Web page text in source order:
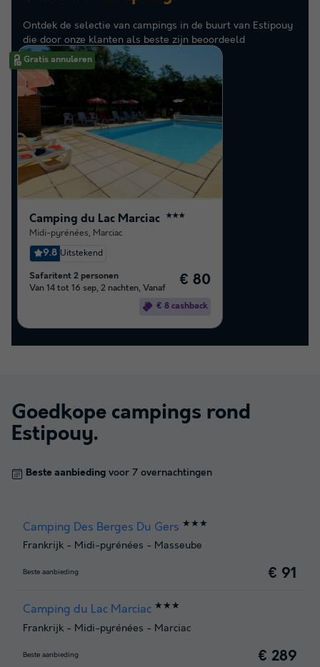
Ontdek de selectie van campings in de buurt van Estipouy
die door onze klanten als beste zijn beoordeeld
Gratis annuleren
Camping du Lac Marciac ★★★
Midi-pyrénées, Marciac
9.8 Uitstekend
Safaritent 2 personen
Van 14 tot 16 sep, 2 nachten, Vanaf
€ 80
€ 8 cashback
Goedkope campings rond
Estipouy.
Beste aanbieding voor 7 overnachtingen
Camping Des Berges Du Gers ★★★
Frankrijk - Midi-pyrénées - Masseube
Beste aanbieding € 91
Camping du Lac Marciac ★★★
Frankrijk - Midi-pyrénées - Marciac
Beste aanbieding € 289